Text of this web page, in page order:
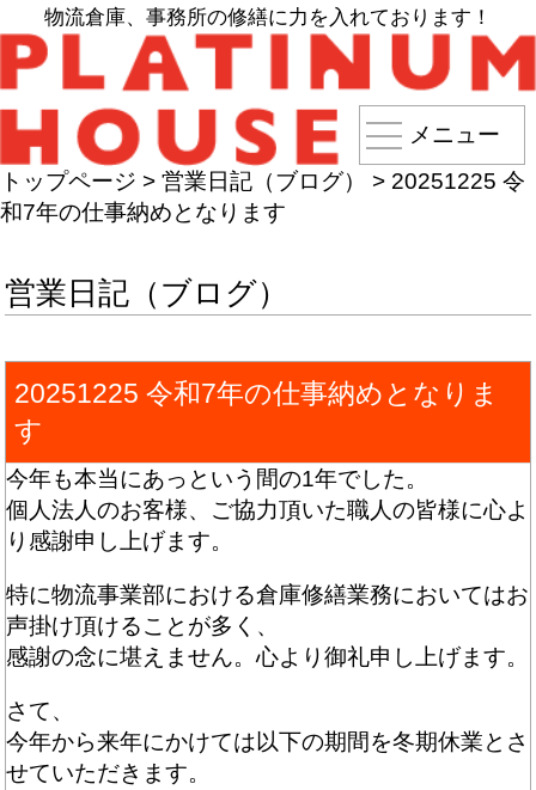
物流倉庫、事務所の修繕に力を入れております！
メニュー
トップページ > 営業日記（ブログ） > 20251225 令
和7年の仕事納めとなります
営業日記（ブログ）
20251225 令和7年の仕事納めとなりま
す
今年も本当にあっという間の1年でした。
個人法人のお客様、ご協力頂いた職人の皆様に心よ
り感謝申し上げます。
特に物流事業部における倉庫修繕業務においてはお
声掛け頂けることが多く、
感謝の念に堪えません。心より御礼申し上げます。
さて、
今年から来年にかけては以下の期間を冬期休業とさ
せていただきます。